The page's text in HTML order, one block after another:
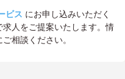
ビス にお申し込みいただく
人をご提案いたします。情
相談ください。